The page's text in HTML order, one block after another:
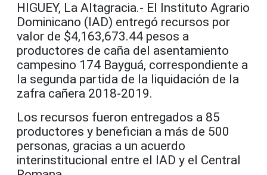
HIGUEY, La Altagracia.- El Instituto Agrario
Dominicano (IAD) entregó recursos por
valor de $4,163,673.44 pesos a
productores de caña del asentamiento
campesino 174 Bayguá, correspondiente a
la segunda partida de la liquidación de la
zafra cañera 2018-2019.
Los recursos fueron entregados a 85
productores y benefician a más de 500
personas, gracias a un acuerdo
interinstitucional entre el IAD y el Central